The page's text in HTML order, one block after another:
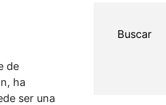
de
ha
ser una
Buscar